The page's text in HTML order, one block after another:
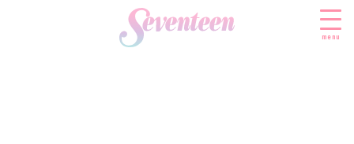
menu